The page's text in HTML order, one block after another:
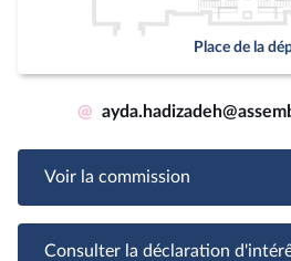
Place de la
@
Voir la commission
Consulter la déclaration